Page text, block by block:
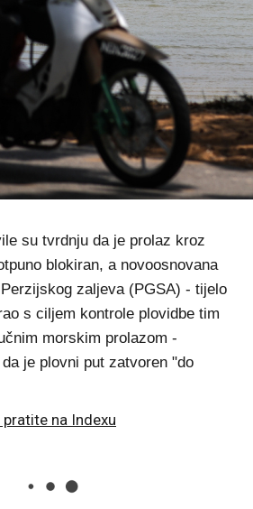
su tvrdnju da je prolaz kroz
blokiran, a novoosnovana
zaljeva (PGSA) - tijelo
s ciljem kontrole plovidbe tim
morskim prolazom -
je plovni put zatvoren "do
na Indexu